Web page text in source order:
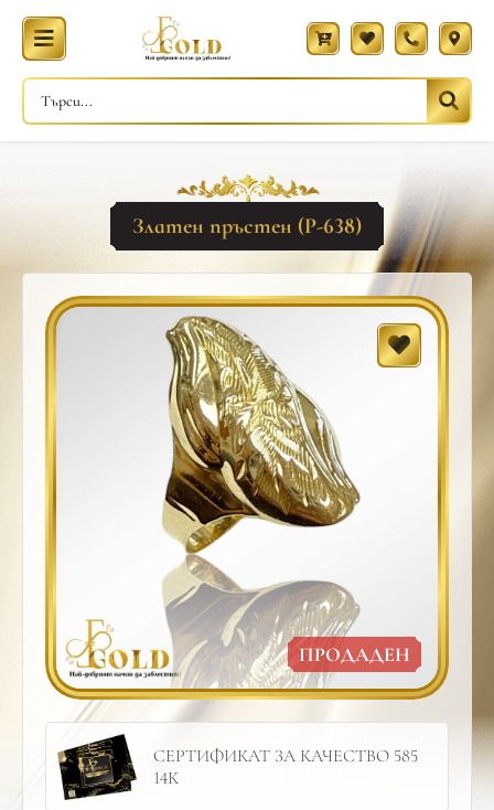
Златен пръстен (Р-638)
ПРОДАДЕН
СЕРТИФИКАТ ЗА КАЧЕСТВО 585
14К